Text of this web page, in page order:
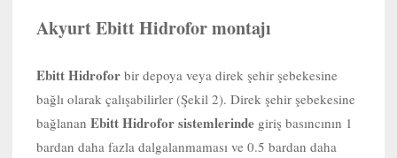
Akyurt Ebitt Hidrofor montajı
Ebitt Hidrofor bir depoya veya direk şehir şebekesine
bağlı olarak çalışabilirler (Şekil 2). Direk şehir şebekesine
bağlanan Ebitt Hidrofor sistemlerinde giriş basıncının 1
bardan daha fazla dalgalanmaması ve 0.5 bardan daha